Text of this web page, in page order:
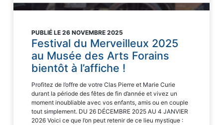
PUBLIÉ LE 26 NOVEMBRE 2025
Festival du Merveilleux 2025
au Musée des Arts Forains
bientôt à l’affiche !
Profitez de l’offre de votre Clas Pierre et Marie Curie
durant la période des fêtes de fin d’année et vivez un
moment inoubliable avec vos enfants, amis ou en couple
tout simplement. DU 26 DÉCEMBRE 2025 AU 4 JANVIER
2026 Voici ce que l’on peut retenir de ce lieu mystique :